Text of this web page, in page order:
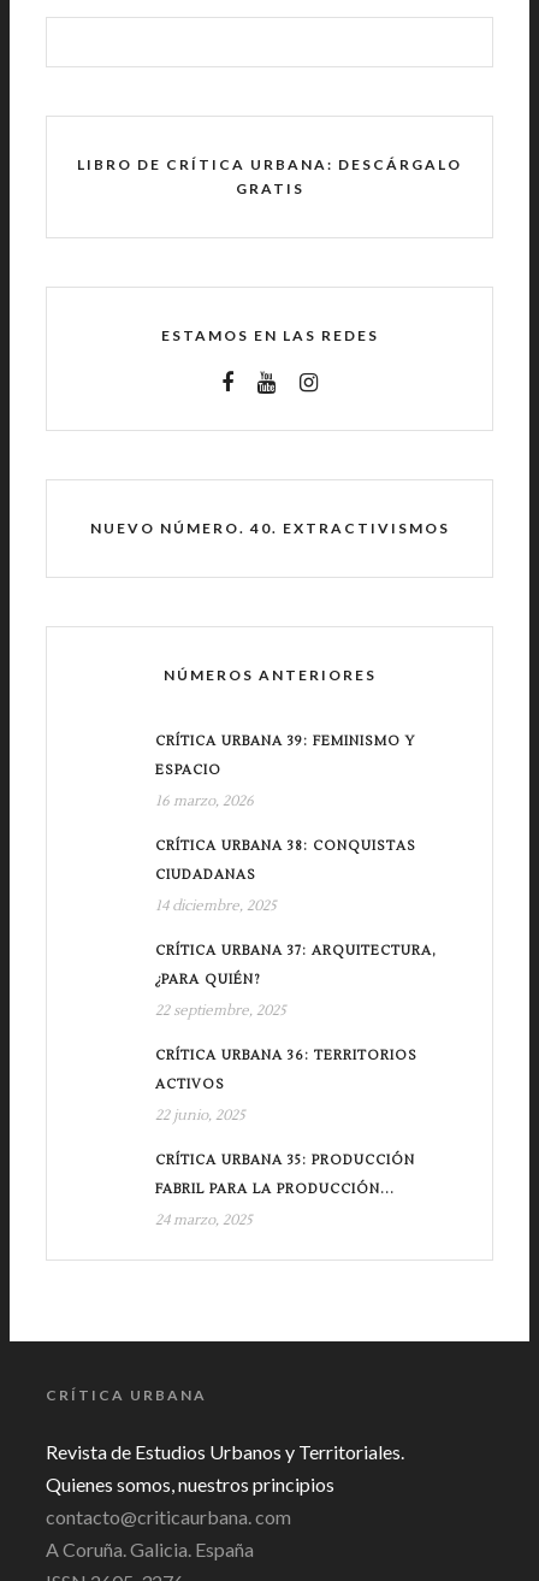
LIBRO DE CRÍTICA URBANA: DESCÁRGALO
GRATIS
ESTAMOS EN LAS REDES
NUEVO NÚMERO. 40. EXTRACTIVISMOS
NÚMEROS ANTERIORES
CRÍTICA URBANA 39: FEMINISMO Y
ESPACIO
16 marzo, 2026
CRÍTICA URBANA 38: CONQUISTAS
CIUDADANAS
14 diciembre, 2025
CRÍTICA URBANA 37: ARQUITECTURA,
¿PARA QUIÉN?
22 septiembre, 2025
CRÍTICA URBANA 36: TERRITORIOS
ACTIVOS
22 junio, 2025
CRÍTICA URBANA 35: PRODUCCIÓN
FABRIL PARA LA PRODUCCIÓN...
24 marzo, 2025
CRÍTICA URBANA
Revista de Estudios Urbanos y Territoriales.
Quienes somos, nuestros principios
contacto@criticaurbana. com
A Coruña. Galicia. España